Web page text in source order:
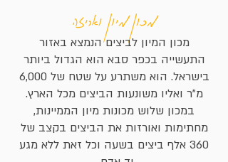
מכון מיון ואריזה
מכון המיון לביצים הנמצא באזור
התעשייה בכפר סבא הוא הגדול ביותר
בישראל. הוא משתרע על שטח של 6,000
מ"ר ואליו משונעות הביצים מכל הארץ.
במכון שלוש מכונות מיון הממיינות,
מחתימות ואורזות את הביצים בקצב של
360 אלף ביצים בשעה וכל זאת ללא מגע